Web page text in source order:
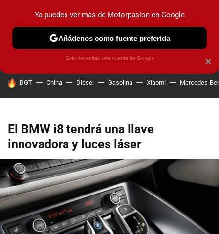
PRUEBAS COCHES ELÉCTRICOS OBSERVATORIO
HOY SE HABLA DE
DGT China Diésel Gasolina Xiaomi Mercedes-
El BMW i8 tendrá una llave
innovadora y luces láser
×
Ya puedes ver más de Motorpasion en Google
Añádenos como fuente preferida
Solo necesitas una cuenta de Google